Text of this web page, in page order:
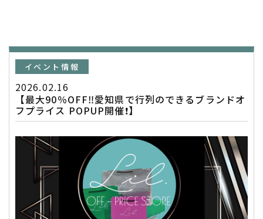
イベント情報
2026.02.16
【最大90％OFF‼️愛知県で行列のできるブランドオ
フプライス POPUP開催❗️】